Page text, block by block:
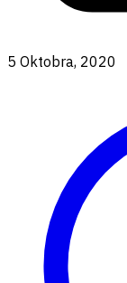
5 Oktobra, 2020